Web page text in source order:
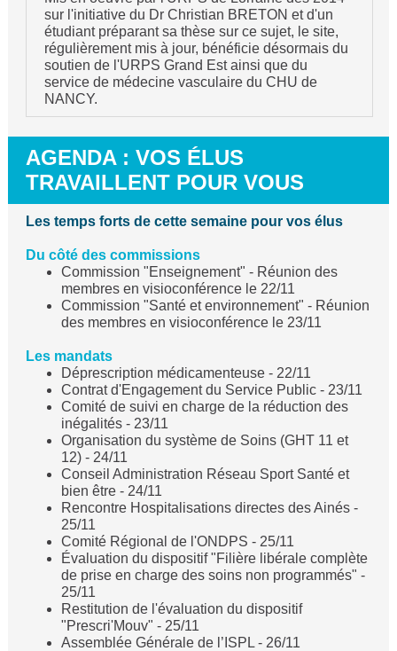
sur l'initiative du Dr Christian BRETON et d'un
étudiant préparant sa thèse sur ce sujet, le site,
régulièrement mis à jour, bénéficie désormais du
soutien de l'URPS Grand Est ainsi que du
service de médecine vasculaire du CHU de
NANCY.
AGENDA : VOS ÉLUS
TRAVAILLENT POUR VOUS
Les temps forts de cette semaine pour vos élus
Du côté des commissions
Commission "Enseignement" - Réunion des
membres en visioconférence le 22/11
Commission "Santé et environnement" - Réunion
des membres en visioconférence le 23/11
Les mandats
Déprescription médicamenteuse - 22/11
Contrat d'Engagement du Service Public - 23/11
Comité de suivi en charge de la réduction des
inégalités - 23/11
Organisation du système de Soins (GHT 11 et
12) - 24/11
Conseil Administration Réseau Sport Santé et
bien être - 24/11
Rencontre Hospitalisations directes des Ainés -
25/11
Comité Régional de l'ONDPS - 25/11
Évaluation du dispositif "Filière libérale complète
de prise en charge des soins non programmés" -
25/11
Restitution de l'évaluation du dispositif
"Prescri'Mouv" - 25/11
Assemblée Générale de l’ISPL - 26/11